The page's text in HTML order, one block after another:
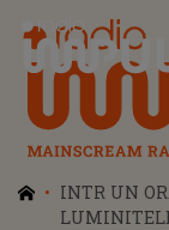
Radio Impuls
INTR UN